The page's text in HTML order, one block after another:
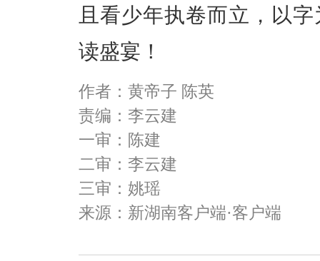
且看少年执卷而立，以
读盛宴！
作者：黄帝子 陈英
责编：李云建
一审：陈建
二审：李云建
三审：姚瑶
来源：新湖南客户端·客户端